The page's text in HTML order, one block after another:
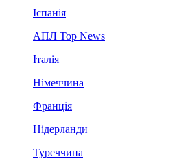
Іспанія
АПЛ Top News
Італія
Німеччина
Франція
Нідерланди
Туреччина